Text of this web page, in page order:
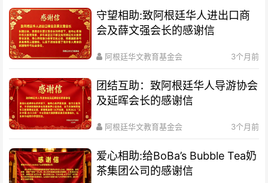
守望相助:致阿根廷华人进出口商
会及薛文强会长的感谢信
阿根廷华文教育基金会 3个月前
团结互助：致阿根廷华人导游协会
及延晖会长的感谢信
阿根廷华文教育基金会 3个月前
爱心相助:给BoBa’s Bubble Tea奶
茶集团公司的感谢信